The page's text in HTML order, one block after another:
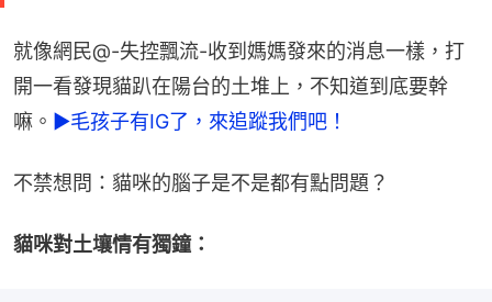
就像網民@-失控飄流-收到媽媽發來的消息一樣，打
開一看發現貓趴在陽台的土堆上，不知道到底要幹
嘛。 ►毛孩子有IG了，來追蹤我們吧！
不禁想問：貓咪的腦子是不是都有點問題？
貓咪對土壤情有獨鐘：